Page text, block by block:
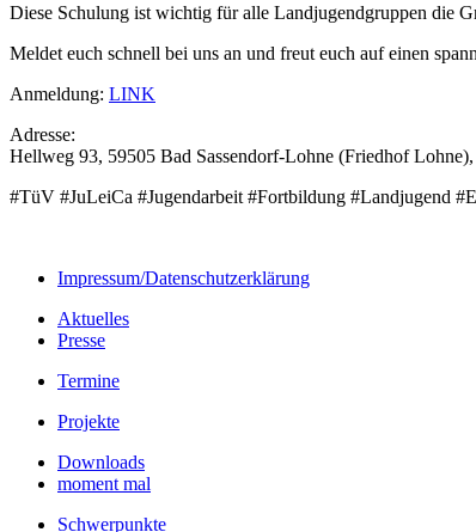
Diese Schulung ist wichtig für alle Landjugendgruppen die
Meldet euch schnell bei uns an und freut euch auf einen
Anmeldung: LINK
Adresse:
Hellweg 93, 59505 Bad Sassendorf-Lohne (Friedhof
#TüV #JuLeiCa #Jugendarbeit #Fortbildung #Landjugend
Impressum/Datenschutzerklärung
Aktuelles
Presse
Termine
Projekte
Downloads
moment mal
Schwerpunkte